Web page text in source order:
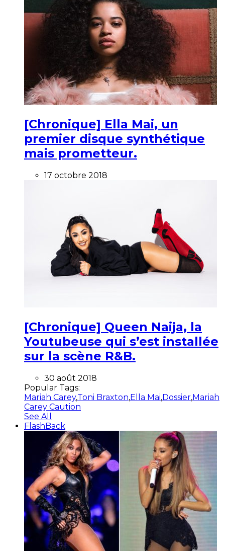
[Chronique] Ella Mai, un
premier disque synthétique
mais prometteur.
17 octobre 2018
[Chronique] Queen Naija, la
Youtubeuse qui s’est installée
sur la scène R&B.
30 août 2018
Popular Tags:
Mariah Carey,Toni Braxton,Ella Mai,Dossier,Mariah
Carey Caution
See All
FlashBack